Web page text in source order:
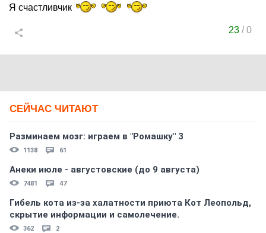
Я счастливчик
23 /0
СЕЙЧАС ЧИТАЮТ
Разминаем мозг: играем в "Ромашку" 3
1138 61
Анеки июле - августовские (до 9 августа)
7481 47
Гибель кота из-за халатности приюта Кот Леопольд,
скрытиe информации и самолечение.
362 2